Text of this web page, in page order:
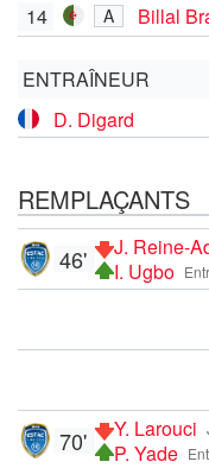
14
A Billal
ENTRAÎNEUR
D. Digard
REMPLAÇANTS
J. Reine-
I. Ugbo
46'
Y. Larouci
P. Yade
70'